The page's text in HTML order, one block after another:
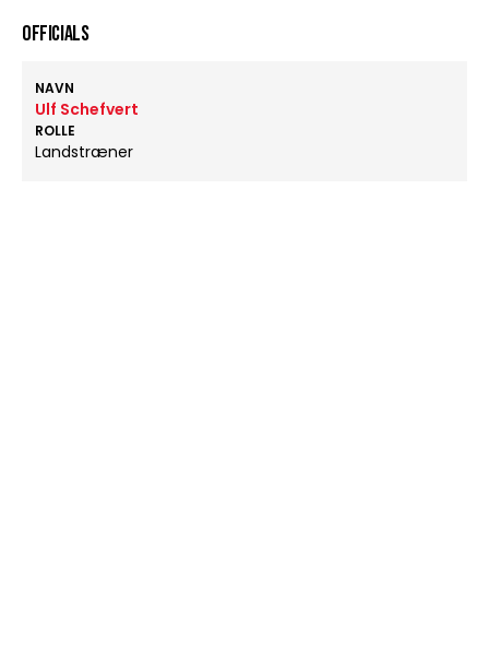
OFFICIALS
NAVN
Ulf Schefvert
ROLLE
Landstræner